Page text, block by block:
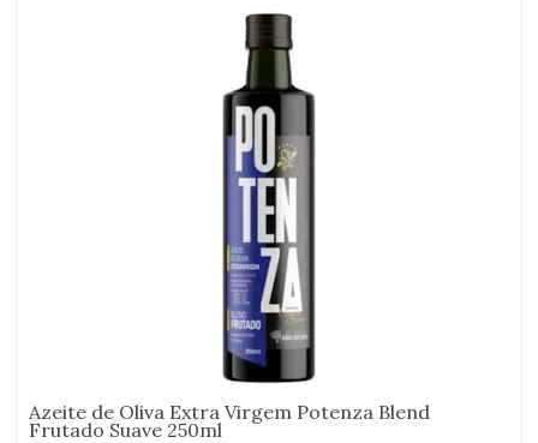
Azeite de Oliva Extra Virgem Potenza Blend
Frutado Suave 250ml